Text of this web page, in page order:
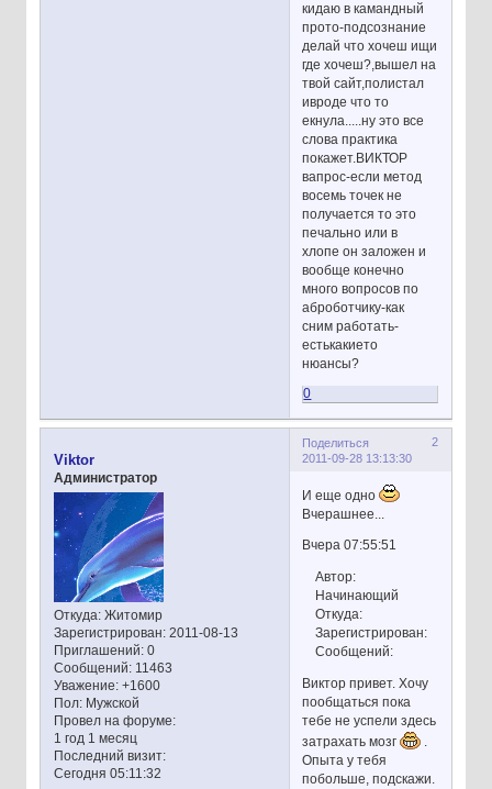
кидаю в камандный
прото-подсознание
делай что хочеш ищи
где хочеш?,вышел на
твой сайт,полистал
ивроде что то
екнула.....ну это все
слова практика
покажет.ВИКТОР
вапрос-если метод
восемь точек не
получается то это
печально или в
хлопе он заложен и
вообще конечно
много вопросов по
аброботчику-как
сним работать-
естькакието
нюансы?
0
Поделиться
2
2011-09-28 13:13:30
Viktor
Администратор
Откуда:Житомир
Зарегистрирован: 2011-08-13
Приглашений:0
Сообщений:11463
Уважение: +1600
Пол:Мужской
Провел на форуме:
1 год 1 месяц
Последний визит:
Сегодня 05:11:32
И еще одно
Вчерашнее...
Вчера 07:55:51
Автор:
Начинающий
Откуда:
Зарегистрирован:
Сообщений:
Виктор привет. Хочу
пообщаться пока
тебе не успели здесь
затрахать мозг
.
Опыта у тебя
побольше, подскажи.